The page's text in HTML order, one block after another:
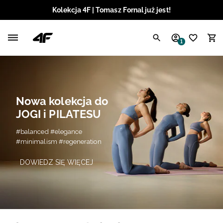
Kolekcja 4F | Tomasz Fornal już jest!
1
Nowa kolekcja do
JOGI i PILATESU
#balanced #elegance
#minimalism #regeneration
DOWIEDZ SIĘ WIĘCEJ
Angielski / USD
Angielski / GBP
Chorwacki / EUR
Czeski / CZK